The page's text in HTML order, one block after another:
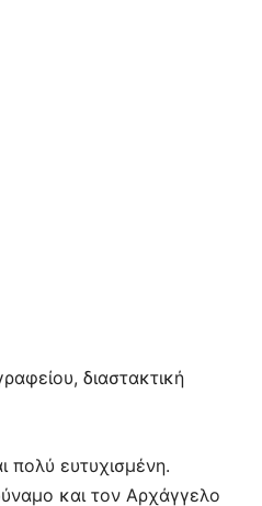
διαστακτική
πολύ ευτυχισμένη.
και τον Αρχάγγελο